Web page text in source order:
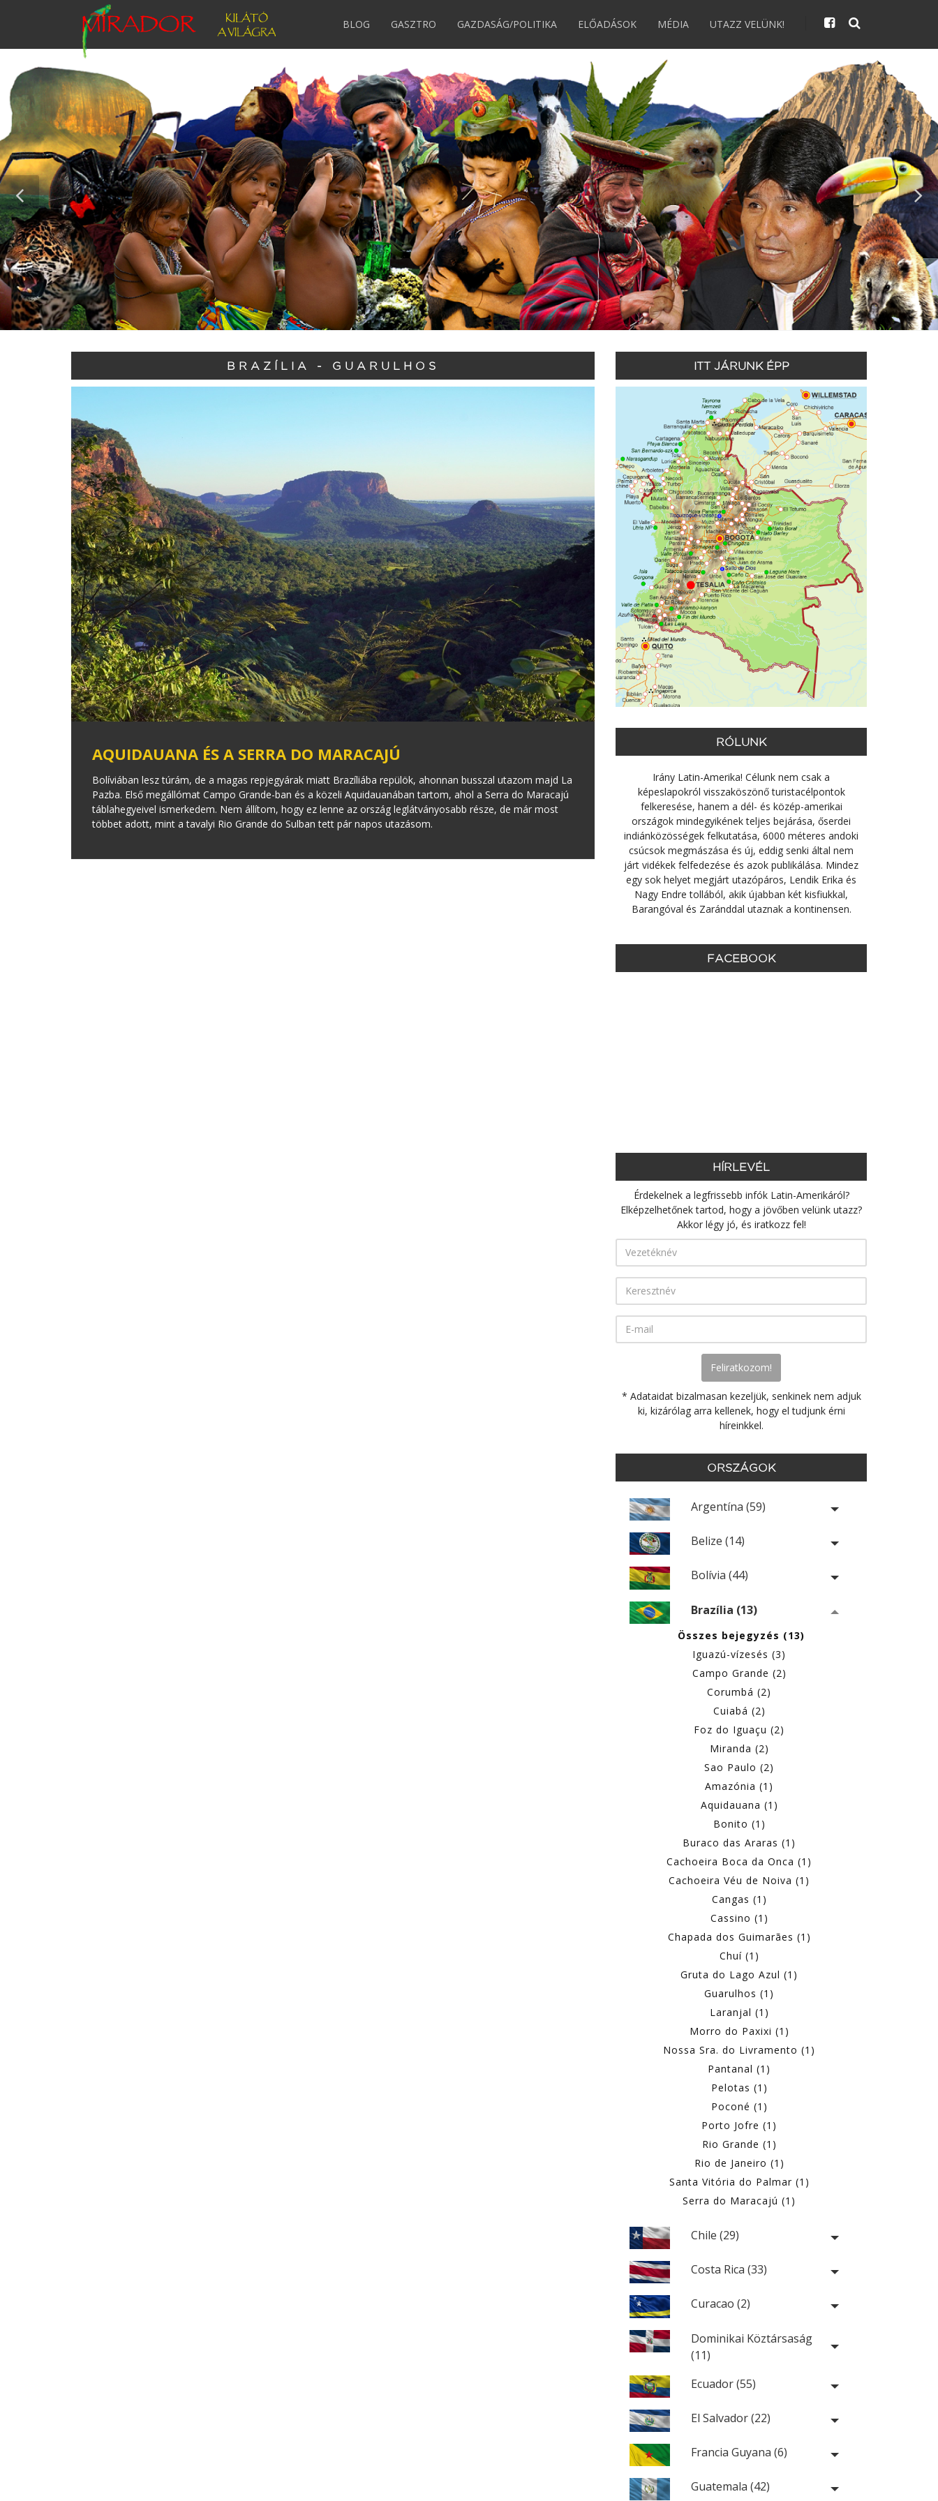
BLOG GASZTRO GAZDASÁG/POLITIKA ELŐADÁSOK MÉDIA UTAZZ VELÜNK!
BRAZÍLIA - GUARULHOS
AQUIDAUANA ÉS A SERRA DO MARACAJÚ
Bolíviában lesz túrám, de a magas repjegyárak miatt Brazíliába repülök, ahonnan busszal utazom majd La
Pazba. Első megállómat Campo Grande-ban és a közeli Aquidauanában tartom, ahol a Serra do Maracajú
táblahegyeivel ismerkedem. Nem állítom, hogy ez lenne az ország leglátványosabb része, de már most
többet adott, mint a tavalyi Rio Grande do Sulban tett pár napos utazásom.
ITT JÁRUNK ÉPP
RÓLUNK
Irány Latin-Amerika! Célunk nem csak a
képeslapokról visszaköszönő turistacélpontok
felkeresése, hanem a dél- és közép-amerikai
országok mindegyikének teljes bejárása, őserdei
indiánközösségek felkutatása, 6000 méteres andoki
csúcsok megmászása és új, eddig senki által nem
járt vidékek felfedezése és azok publikálása. Mindez
egy sok helyet megjárt utazópáros, Lendik Erika és
Nagy Endre tollából, akik újabban két kisfiukkal,
Barangóval és Zaránddal utaznak a kontinensen.
FACEBOOK
HÍRLEVÉL
Érdekelnek a legfrissebb infók Latin-Amerikáról?
Elképzelhetőnek tartod, hogy a jövőben velünk utazz?
Akkor légy jó, és iratkozz fel!
* Adataidat bizalmasan kezeljük, senkinek nem adjuk
ki, kizárólag arra kellenek, hogy el tudjunk érni
híreinkkel.
ORSZÁGOK
Argentína (59)
Belize (14)
Bolívia (44)
Brazília (13)
Összes bejegyzés (13)
Iguazú-vízesés (3)
Campo Grande (2)
Corumbá (2)
Cuiabá (2)
Foz do Iguaçu (2)
Miranda (2)
Sao Paulo (2)
Amazónia (1)
Aquidauana (1)
Bonito (1)
Buraco das Araras (1)
Cachoeira Boca da Onca (1)
Cachoeira Véu de Noiva (1)
Cangas (1)
Cassino (1)
Chapada dos Guimarães (1)
Chuí (1)
Gruta do Lago Azul (1)
Guarulhos (1)
Laranjal (1)
Morro do Paxixi (1)
Nossa Sra. do Livramento (1)
Pantanal (1)
Pelotas (1)
Poconé (1)
Porto Jofre (1)
Rio Grande (1)
Rio de Janeiro (1)
Santa Vitória do Palmar (1)
Serra do Maracajú (1)
Chile (29)
Costa Rica (33)
Curacao (2)
Dominikai Köztársaság
(11)
Ecuador (55)
El Salvador (22)
Francia Guyana (6)
Guatemala (42)